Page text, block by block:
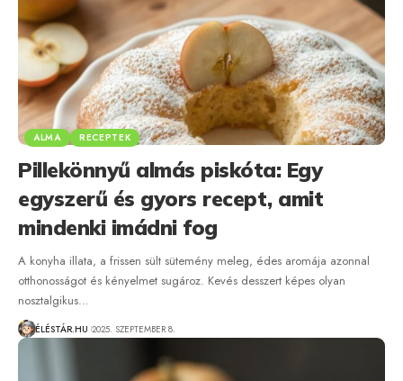
ALMA RECEPTEK
Pillekönnyű almás piskóta: Egy
egyszerű és gyors recept, amit
mindenki imádni fog
A konyha illata, a frissen sült sütemény meleg, édes aromája azonnal
otthonosságot és kényelmet sugároz. Kevés desszert képes olyan
nosztalgikus…
ÉLÉSTÁR.HU 2025. SZEPTEMBER 8.